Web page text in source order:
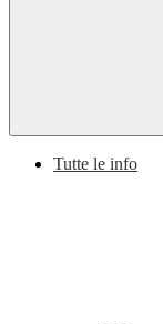
Tutte le info